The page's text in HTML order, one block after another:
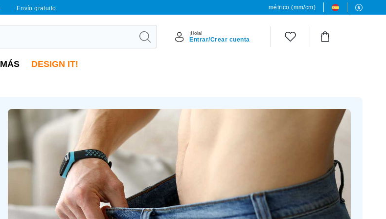
Envío gratuito métrico (mm/cm)
¡Hola!
Entrar/Crear cuenta
MÁS DESIGN IT!